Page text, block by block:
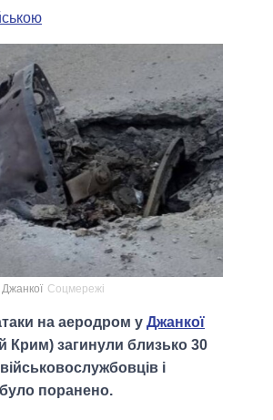
ПОЛІТИКІВ
Соцмережі
на аеродром у Джанкої
Крим) загинули близько 30
і
поранено.